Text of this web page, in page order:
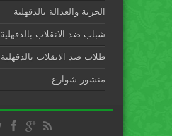
الحرية والعدالة بالدقهلية
شباب ضد الانقلاب بالدقهلية
طلاب ضد الانقلاب بالدقهلية
منشور شوارع